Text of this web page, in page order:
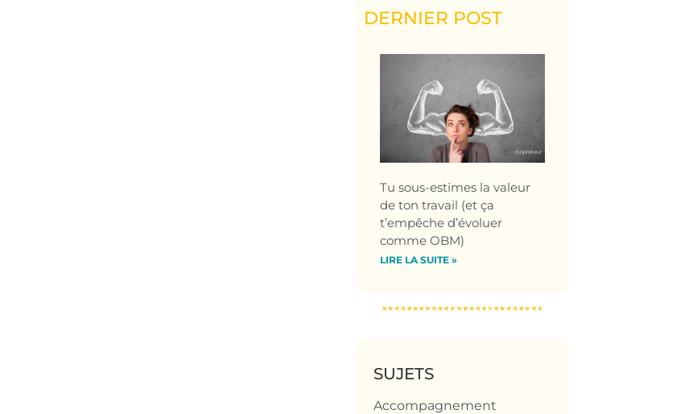
DERNIER POST
Tu sous-estimes la valeur
de ton travail (et ça
t’empêche d’évoluer
comme OBM)
LIRE LA SUITE »
SUJETS
Accompagnement